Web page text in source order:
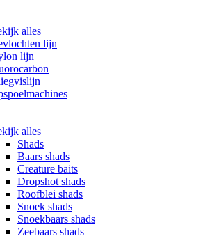
alles
lijn
lijn
alles
Shads
Baars shads
Creature baits
Dropshot shads
Roofblei shads
Snoek shads
Snoekbaars shads
Zeebaars shads